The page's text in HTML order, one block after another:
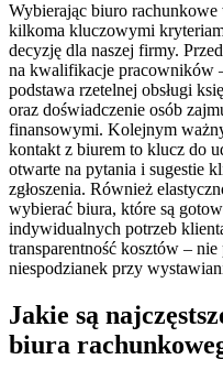
Wybierając biuro
kilkoma kluczowymi
decyzję dla naszej firmy.
na kwalifikacje pracowników
podstawa rzetelnej obsługi
oraz doświadczenie osób
finansowymi. Kolejnym
kontakt z biurem to klucz do
otwarte na pytania i sugestie
zgłoszenia. Również
wybierać biura, które są
indywidualnych potrzeb
transparentność kosztów –
niespodzianek przy
Jakie są
biura